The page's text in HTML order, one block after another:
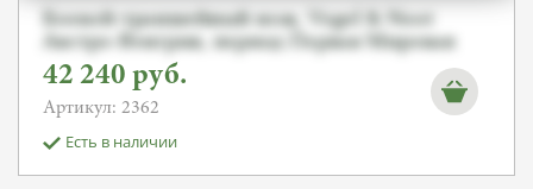
Боевой-траншейный нож, Vogel & Noot
Австро-Венгрия, период Первая Мировая
война от Алексея С.
42 240 руб.
Артикул: 2362
Есть в наличии